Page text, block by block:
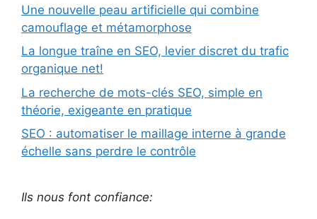
Une nouvelle peau artificielle qui combine
camouflage et métamorphose
La longue traîne en SEO, levier discret du trafic
organique net!
La recherche de mots-clés SEO, simple en
théorie, exigeante en pratique
SEO : automatiser le maillage interne à grande
échelle sans perdre le contrôle
Ils nous font confiance: